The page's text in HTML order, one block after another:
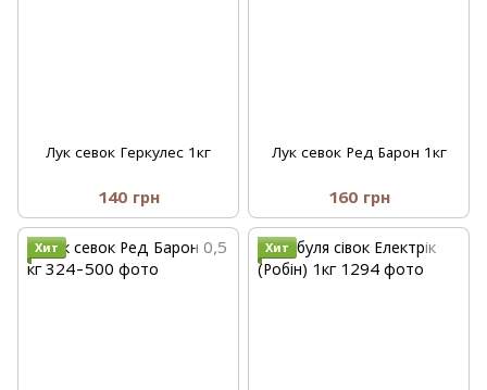
Лук севок Геркулес 1кг
140 грн
Лук севок Ред Барон 1кг
160 грн
Хит Хит